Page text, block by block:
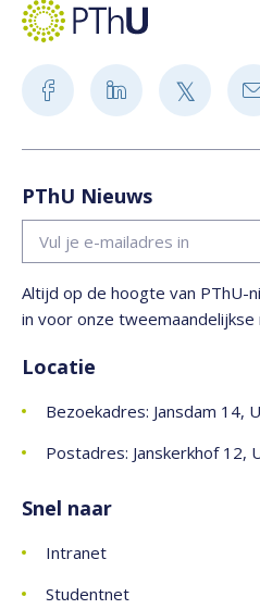
PThU Nieuws
Altijd op de hoogte van PThU-
in voor onze tweemaandelijkse
Locatie
Bezoekadres: Jansdam 14,
Postadres: Janskerkhof 12,
Snel naar
Intranet
Studentnet